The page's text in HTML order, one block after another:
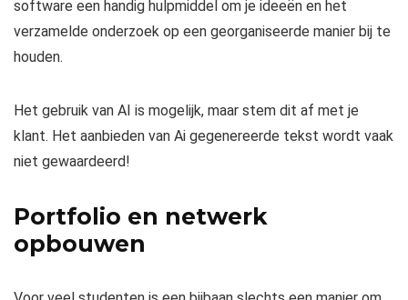
software een handig hulpmiddel om je ideeën en het
verzamelde onderzoek op een georganiseerde manier bij te
houden.
Het gebruik van AI is mogelijk, maar stem dit af met je
klant. Het aanbieden van Ai gegenereerde tekst wordt vaak
niet gewaardeerd!
Portfolio en netwerk
opbouwen